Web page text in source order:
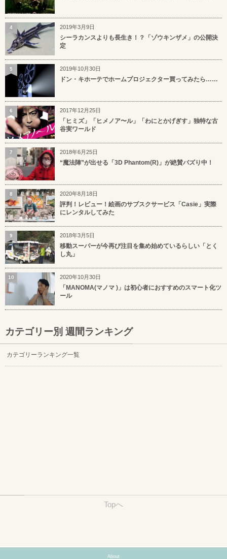
2019年3月9日
シーラカンスよりも長生き！？「ゾウキンザメ」の公開決
定
4
2019年10月30日
ドン・キホーテでホームプロジェクター買ってみたら……
5
2017年12月25日
「ヒミズ」「ヒメノア〜ル」「わにとかげぎす」独特な古
谷実ワールド
6
2018年6月25日
“魔法陣”が出せる「3D Phantom(R)」が絶賛バズり中！
7
2020年8月18日
評判！レビュー！絵画のサブスクサービス「Casie」実際
にレンタルしてみた
8
2018年3月5日
移動スーパーが今再び注目を集め始めているらしい「とく
し丸」
9
2020年10月30日
「MANOMA(マノマ )」は初心者におすすめのスマート化ツ
ール
10
カテゴリー別 週間ランキング
カテゴリーランキング一覧
Topへ
About